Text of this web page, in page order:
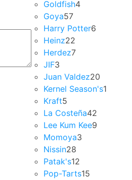
Goldfish4
Goya57
Harry Potter6
Heinz22
Herdez7
JIF3
Juan Valdez20
Kernel Season's1
Kraft5
La Costeña42
Lee Kum Kee9
Momoya3
Nissin28
Patak's12
Pop-Tarts15